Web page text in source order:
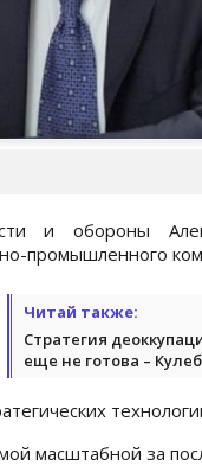
и обороны
промышленного
Читай также:
Стратегия
еще не готова –
масштабной за